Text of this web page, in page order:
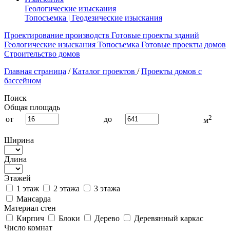
Геологические изыскания
Топосъемка | Геодезические изыскания
Проектирование производств Готовые проекты зданий
Геологические изыскания Топосъемка Готовые проекты домов
Строительство домов
Главная страница / Каталог проектов / Проекты домов с
бассейном
Поиск
Общая площадь
от
до м2
Ширина
Длина
Этажей
1 этаж
2 этажа
3 этажа
Мансарда
Материал стен
Кирпич
Блоки Дерево
Деревянный каркас
Число комнат